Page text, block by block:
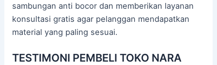
sambungan anti bocor dan memberikan layanan
konsultasi gratis agar pelanggan mendapatkan
material yang paling sesuai.
TESTIMONI PEMBELI TOKO NARA